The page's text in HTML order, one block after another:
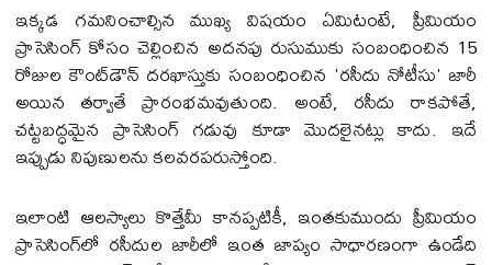
ఇక్కడ గమనించాల్సిన ముఖ్య విషయం ఏమిటంటే, ప్రీమియం
ప్రాసెసింగ్ కోసం చెల్లించిన అదనపు రుసుముకు సంబంధించిన 15
రోజుల కౌంట్‌డౌన్ దరఖాస్తుకు సంబంధించిన 'రసీదు నోటీసు' జారీ
అయిన తర్వాతే ప్రారంభమవుతుంది. అంటే, రసీదు రాకపోతే,
చట్టబద్ధమైన ప్రాసెసింగ్ గడువు కూడా మొదలైనట్లు కాదు. ఇదే
ఇప్పుడు నిపుణులను కలవరపరుస్తోంది.
ఇలాంటి ఆలస్యాలు కొత్తేమీ కానప్పటికీ, ఇంతకుముందు ప్రీమియం
ప్రాసెసింగ్‌లో రసీదుల జారీలో ఇంత జాప్యం సాధారణంగా ఉండేది